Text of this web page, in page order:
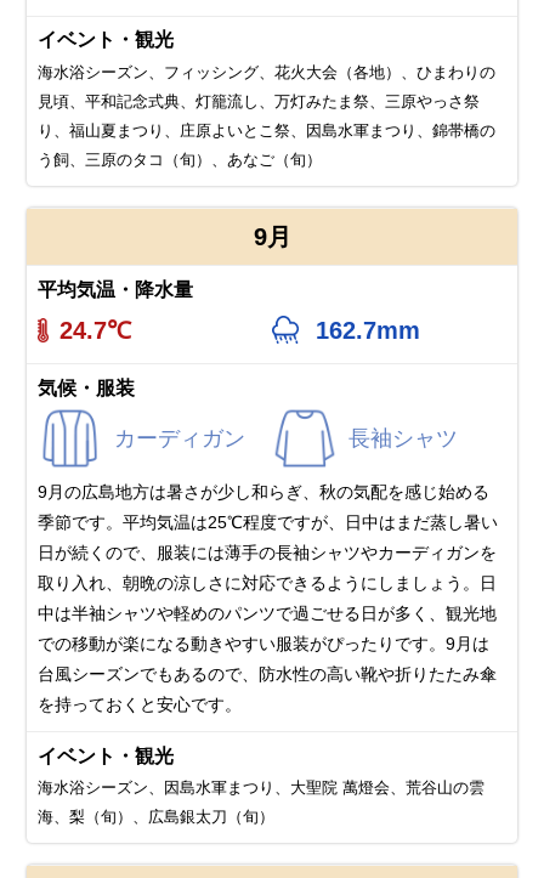
イベント・観光
海水浴シーズン、フィッシング、花火大会（各地）、ひまわりの
見頃、平和記念式典、灯籠流し、万灯みたま祭、三原やっさ祭
り、福山夏まつり、庄原よいとこ祭、因島水軍まつり、錦帯橋の
う飼、三原のタコ（旬）、あなご（旬）
9月
平均気温・降水量
24.7℃ 162.7mm
気候・服装
カーディガン 長袖シャツ
9月の広島地方は暑さが少し和らぎ、秋の気配を感じ始める
季節です。平均気温は25℃程度ですが、日中はまだ蒸し暑い
日が続くので、服装には薄手の長袖シャツやカーディガンを
取り入れ、朝晩の涼しさに対応できるようにしましょう。日
中は半袖シャツや軽めのパンツで過ごせる日が多く、観光地
での移動が楽になる動きやすい服装がぴったりです。9月は
台風シーズンでもあるので、防水性の高い靴や折りたたみ傘
を持っておくと安心です。
イベント・観光
海水浴シーズン、因島水軍まつり、大聖院 萬燈会、荒谷山の雲
海、梨（旬）、広島銀太刀（旬）